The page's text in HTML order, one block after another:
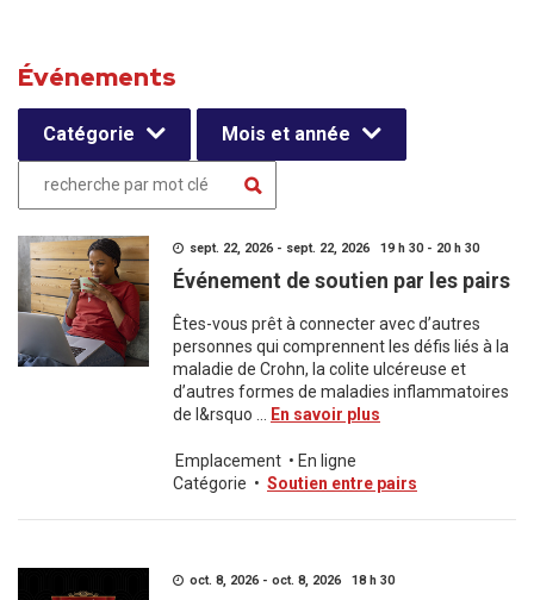
Événements
Catégorie Mois et année
sept. 22, 2026 - sept. 22, 2026 19 h 30 - 20 h 30
Événement de soutien par les pairs
Êtes-vous prêt à connecter avec d’autres
personnes qui comprennent les défis liés à la
maladie de Crohn, la colite ulcéreuse et
d’autres formes de maladies inflammatoires
de l&rsquo ...
En savoir plus
Emplacement • En ligne
Catégorie • Soutien entre pairs
oct. 8, 2026 - oct. 8, 2026 18 h 30